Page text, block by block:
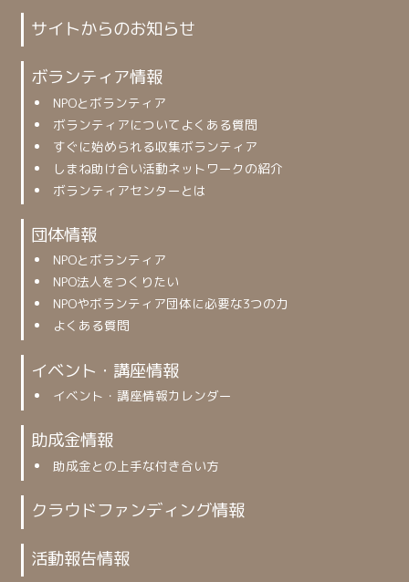
サイトからのお知らせ
ボランティア情報
NPOとボランティア
ボランティアについてよくある質問
すぐに始められる収集ボランティア
しまね助け合い活動ネットワークの紹介
ボランティアセンターとは
団体情報
NPOとボランティア
NPO法人をつくりたい
NPOやボランティア団体に必要な3つの力
よくある質問
イベント・講座情報
イベント・講座情報カレンダー
助成金情報
助成金との上手な付き合い方
クラウドファンディング情報
活動報告情報